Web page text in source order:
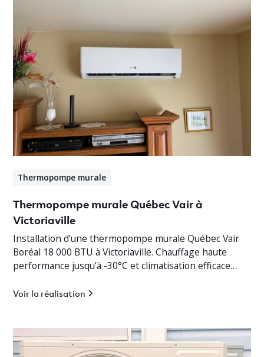
Thermopompe murale
Thermopompe murale Québec Vair à
Victoriaville
Installation d’une thermopompe murale Québec Vair
Boréal 18 000 BTU à Victoriaville. Chauffage haute
performance jusqu’à -30°C et climatisation efficace
Voir la réalisation